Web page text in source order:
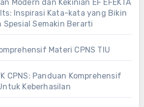
Modern dan Kekinian EF EFEKTA
Inspirasi Kata-kata yang Bikin
Spesial Semakin Berarti
Materi CPNS TIU
CPNS: Panduan Komprehensif
Keberhasilan